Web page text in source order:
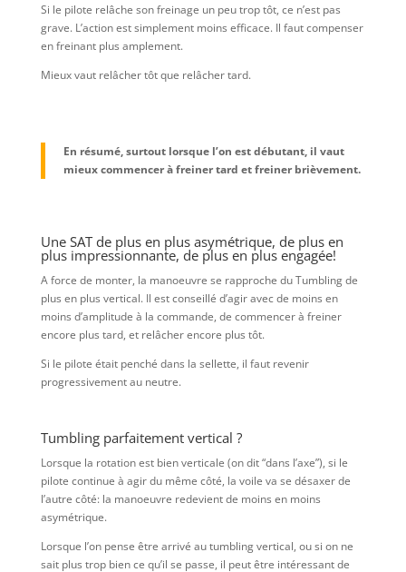
Si le pilote relâche son freinage un peu trop tôt, ce n’est pas
grave. L’action est simplement moins efficace. Il faut compenser
en freinant plus amplement.
Mieux vaut relâcher tôt que relâcher tard.
En résumé, surtout lorsque l’on est débutant, il vaut
mieux commencer à freiner tard et freiner brièvement.
Une SAT de plus en plus asymétrique, de plus en
plus impressionnante, de plus en plus engagée!
A force de monter, la manoeuvre se rapproche du Tumbling de
plus en plus vertical. Il est conseillé d’agir avec de moins en
moins d’amplitude à la commande, de commencer à freiner
encore plus tard, et relâcher encore plus tôt.
Si le pilote était penché dans la sellette, il faut revenir
progressivement au neutre.
Tumbling parfaitement vertical ?
Lorsque la rotation est bien verticale (on dit “dans l’axe”), si le
pilote continue à agir du même côté, la voile va se désaxer de
l’autre côté: la manoeuvre redevient de moins en moins
asymétrique.
Lorsque l’on pense être arrivé au tumbling vertical, ou si on ne
sait plus trop bien ce qu’il se passe, il peut être intéressant de